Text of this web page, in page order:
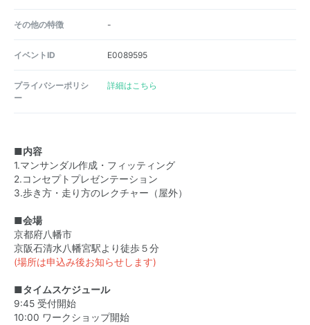
その他の特徴 -
イベントID E0089595
プライバシーポリシ
ー
詳細はこちら
■内容
1.マンサンダル作成・フィッティング
2.コンセプトプレゼンテーション
3.歩き方・走り方のレクチャー（屋外）
■会場
京都府八幡市
京阪石清水八幡宮駅より徒歩５分
(場所は申込み後お知らせします)
■タイムスケジュール
9:45 受付開始
10:00 ワークショップ開始